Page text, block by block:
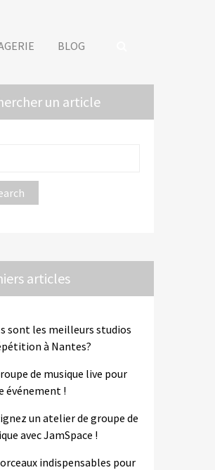
BLOG
un article
articles
sont les meilleurs studios
à Nantes?
de musique live pour
événement !
un atelier de groupe de
avec JamSpace !
indispensables pour